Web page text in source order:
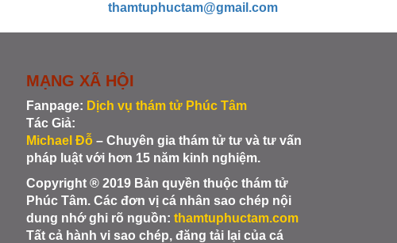
thamtuphuctam@gmail.com
MẠNG XÃ HỘI
Fanpage: Dịch vụ thám tử Phúc Tâm
Tác Giả:
Michael Đỗ – Chuyên gia thám tử tư và tư vấn
pháp luật với hơn 15 năm kinh nghiệm.
Copyright ® 2019 Bản quyền thuộc thám tử
Phúc Tâm. Các đơn vị cá nhân sao chép nội
dung nhớ ghi rõ nguồn: thamtuphuctam.com
Tất cả hành vi sao chép, đăng tải lại của cá